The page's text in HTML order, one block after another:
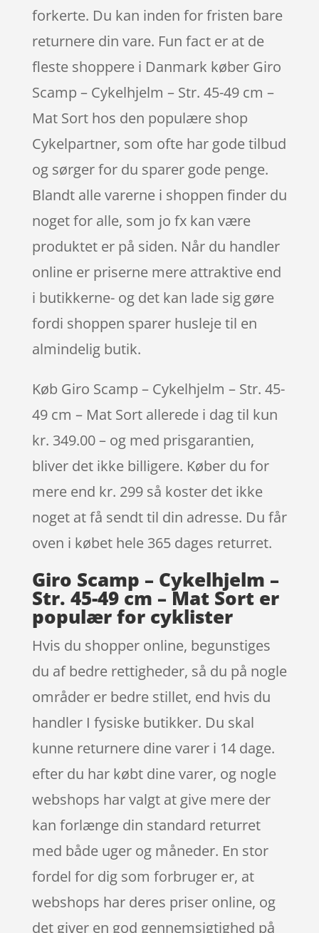
forkerte. Du kan inden for fristen bare
returnere din vare. Fun fact er at de
fleste shoppere i Danmark køber Giro
Scamp – Cykelhjelm – Str. 45-49 cm –
Mat Sort hos den populære shop
Cykelpartner, som ofte har gode tilbud
og sørger for du sparer gode penge.
Blandt alle varerne i shoppen finder du
noget for alle, som jo fx kan være
produktet er på siden. Når du handler
online er priserne mere attraktive end
i butikkerne- og det kan lade sig gøre
fordi shoppen sparer husleje til en
almindelig butik.
Køb Giro Scamp – Cykelhjelm – Str. 45-
49 cm – Mat Sort allerede i dag til kun
kr. 349.00 – og med prisgarantien,
bliver det ikke billigere. Køber du for
mere end kr. 299 så koster det ikke
noget at få sendt til din adresse. Du får
oven i købet hele 365 dages returret.
Giro Scamp – Cykelhjelm –
Str. 45-49 cm – Mat Sort er
populær for cyklister
Hvis du shopper online, begunstiges
du af bedre rettigheder, så du på nogle
områder er bedre stillet, end hvis du
handler I fysiske butikker. Du skal
kunne returnere dine varer i 14 dage.
efter du har købt dine varer, og nogle
webshops har valgt at give mere der
kan forlænge din standard returret
med både uger og måneder. En stor
fordel for dig som forbruger er, at
webshops har deres priser online, og
det giver en god gennemsigtighed på